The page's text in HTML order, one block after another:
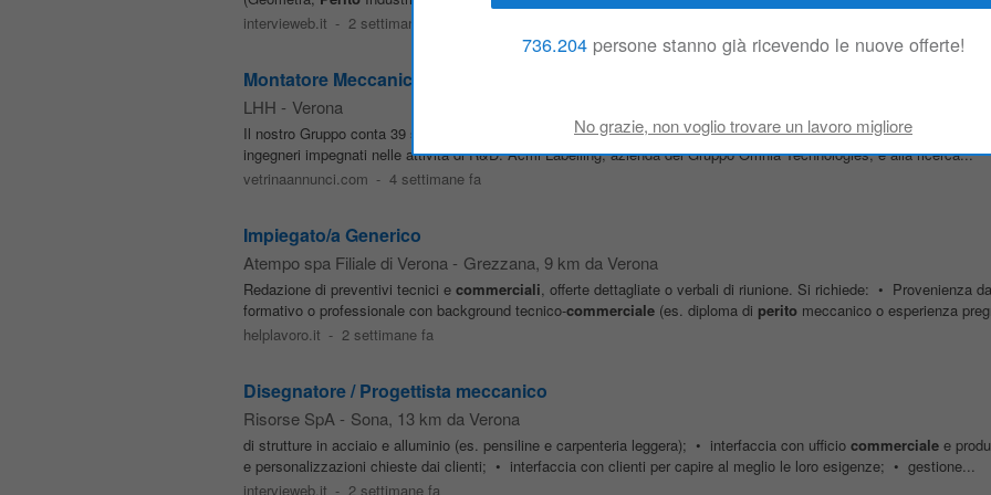
intervieweb.it - 2 settimane fa
Montatore Meccanico ACMI Labelling sede Mozzecane (VR)
LHH - Verona
Il nostro Gruppo conta 39 sedi produttive in Italia, 24 ufficicommercialidistribuiti in tutto il mondo, più di 2500
ingegneri impegnati nelle attività di R&D. Acmi Labelling, azienda del Gruppo Omnia Technologies, è alla ricerca...
vetrinaannunci.com - 4 settimane fa
Impiegato/a Generico
Atempo spa Filiale di Verona - Grezzana, 9 km da Verona
Redazione di preventivi tecnici e commerciali, offerte dettagliate o verbali di riunione. Si richiede: • Provenienza
formativo o professionale con background tecnico-commerciale(es. diploma di peritomeccanico o esperienza
helplavoro.it - 2 settimane fa
Disegnatore / Progettista meccanico
Risorse SpA - Sona, 13 km da Verona
di strutture in acciaio e alluminio (es. pensiline e carpenteria leggera); • interfaccia con ufficio commercialee
e personalizzazioni chieste dai clienti; • interfaccia con clienti per capire al meglio le loro esigenze; • gestione...
intervieweb.it - 2 settimane fa
736.204persone stanno già ricevendo le nuove offerte!